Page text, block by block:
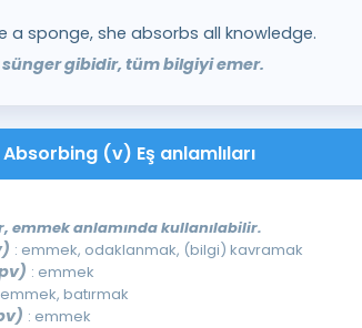
a sponge, she absorbs all knowledge.
gibidir, tüm bilgiyi emer.
Absorbing (v) Eş anlamlıları
emmek anlamında kullanılabilir.
: emmek, odaklanmak, (bilgi) kavramak
: emmek
batırmak
: emmek